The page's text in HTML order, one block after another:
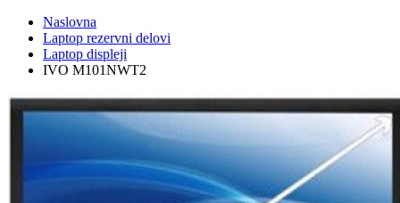
Naslovna
Laptop rezervni delovi
Laptop displeji
IVO M101NWT2